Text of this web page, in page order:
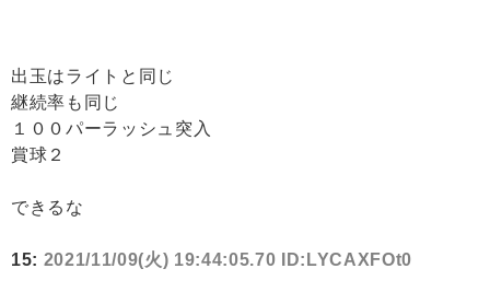
出玉はライトと同じ
継続率も同じ
１００パーラッシュ突入
賞球２
できるな
15: 2021/11/09(火) 19:44:05.70 ID:LYCAXFOt0